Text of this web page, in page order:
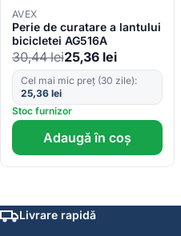
AVEX
Perie de curatare a lantului
bicicletei AG516A
30,44lei25,36 lei
Cel mai mic preț (30 zile):
25,36 lei
Stoc furnizor
Adaugă în coș
Livrare rapidă